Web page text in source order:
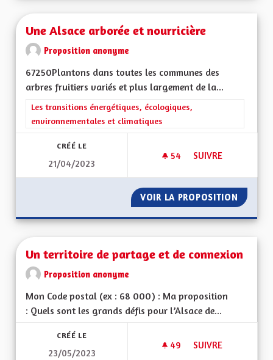
Une Alsace arborée et nourricière
Proposition anonyme
67250Plantons dans toutes les communes des
arbres fruitiers variés et plus largement de la...
Filtrer les résultats de la catégorie : Les transitions
Les transitions énergétiques, écologiques,
environnementales et climatiques
CRÉÉ LE
21/04/2023
54 54 ABONNÉS
SUIVRE
VOIR LA PROPOSITION UNE
Un territoire de partage et de connexion
Proposition anonyme
Mon Code postal (ex : 68 000) : Ma proposition
: Quels sont les grands défis pour l’Alsace de...
CRÉÉ LE
23/05/2023
49 49 ABONNÉS
SUIVRE